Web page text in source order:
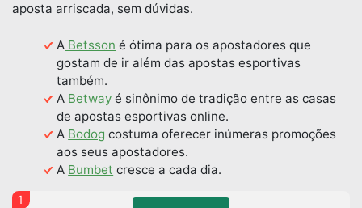
aposta arriscada, sem dúvidas.
A Betsson é ótima para os apostadores que
gostam de ir além das apostas esportivas
também.
A Betway é sinônimo de tradição entre as casas
de apostas esportivas online.
A Bodog costuma oferecer inúmeras promoções
aos seus apostadores.
A Bumbet cresce a cada dia.
1